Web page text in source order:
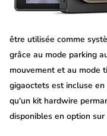
être utilisée comme
grâce au mode parking
mouvement et au mode
gigaoctets est incluse
qu'un kit hardwire
disponibles en option sur